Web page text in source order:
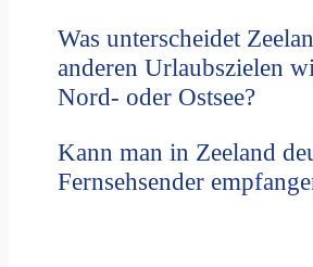
Was unterscheidet
anderen Urlaubszielen
Nord- oder Ostsee?
Kann man in Zeeland
Fernsehsender